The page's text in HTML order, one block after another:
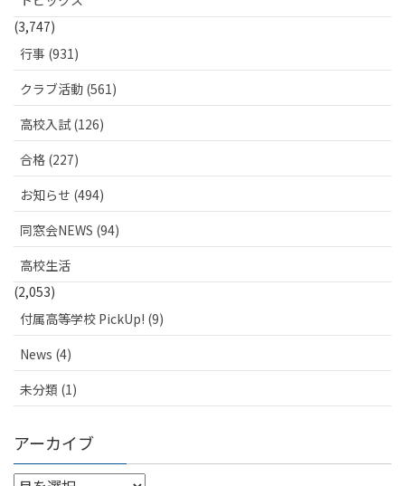
(3,747)
行事 (931)
クラブ活動 (561)
高校入試 (126)
合格 (227)
お知らせ (494)
同窓会NEWS (94)
高校生活
(2,053)
付属高等学校 PickUp! (9)
News (4)
未分類 (1)
アーカイブ